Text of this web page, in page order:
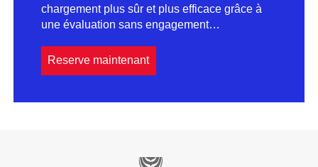
chargement plus sûr et plus efficace grâce à
une évaluation sans engagement…
Reserve maintenant